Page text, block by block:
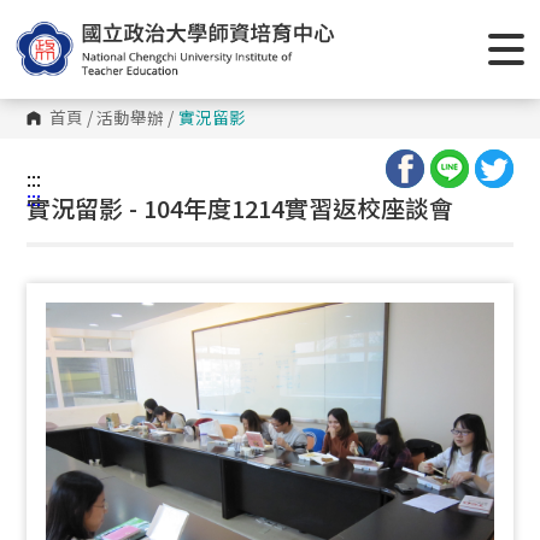
到
主
要
內
容
區 首頁 /活動舉辦 / 實況留影
:::
:::
實況留影 - 104年度1214實習返校座談會